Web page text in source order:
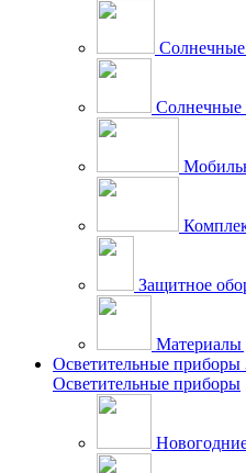
Солнечные
Защитное
Материалы
Осветительные приборы
Осветительные приборы